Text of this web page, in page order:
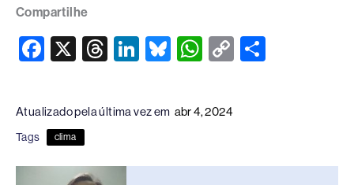
Compartilhe
F
c
e
b
o
X
T
e
a
s
Li
e
n
Bl
e
sk
W
at
s
p
C
n
Atualizado pela última vez em abr 4, 2024
Tags clima